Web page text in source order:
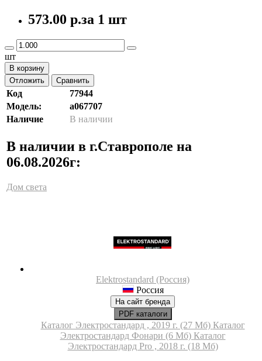
573.00 р.за 1 шт
шт
В корзину
Отложить
Сравнить
Код
77944
Модель:
a067707
Наличие
В наличии
В наличии в г.Ставрополе на
06.08.2026г:
Дом света
Elektrostandard (Россия)
Россия
На сайт бренда
PDF каталоги
Каталог Электростандард , 2019 г. (27 Мб) Каталог
Электростандард Фонари (6 Мб) Каталог
Электростандард Pro , 2018 г. (18 Мб)